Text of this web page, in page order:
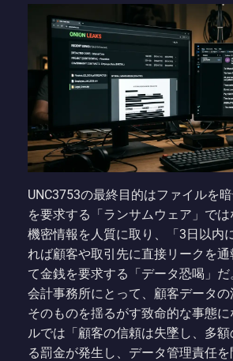
UNC3753の最終目的はファイルを
を要求する「ランサムウェア」で
機密情報を人質に取り、「3日以内
れば顧客や取引先に直接リークを
て金銭を要求する「データ恐喝」
会計事務所にとって、顧客データ
そのものを揺るがす致命的な事態
ルでは「顧客の信頼は失墜し、多額
る罰金が発生し、データ管理責任